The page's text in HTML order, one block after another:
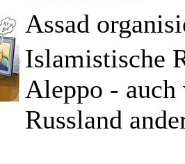
Assad
Islamistische
Aleppo - auch
Russland